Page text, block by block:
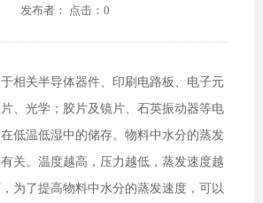
发布者： 点击：0
相关半导体器件、印刷电路板、电子元
、光学；胶片及镜片、石英振动器等电
低温低湿中的储存。物料中水分的蒸发
关。温度越高，压力越低，蒸发速度越
为了提高物料中水分的蒸发速度，可以